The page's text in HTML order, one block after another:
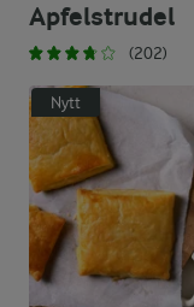
Apfelstrudel
(202)
Nytt